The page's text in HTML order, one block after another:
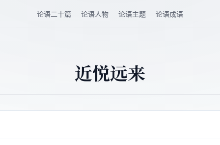
论语二十篇 论语人物 论语主题 论语成语
近悦远来